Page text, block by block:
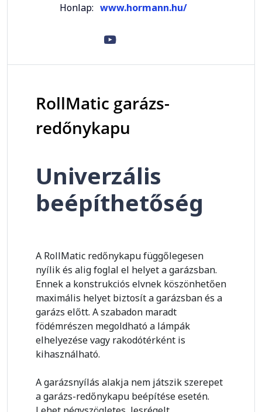
Honlap: www.hormann.hu/
RollMatic garázs-
redőnykapu
Univerzális
beépíthetőség
A RollMatic redőnykapu függőlegesen
nyílik és alig foglal el helyet a garázsban.
Ennek a konstrukciós elvnek köszönhetően
maximális helyet biztosít a garázsban és a
garázs előtt. A szabadon maradt
födémrészen megoldható a lámpák
elhelyezése vagy rakodótérként is
kihasználható.
A garázsnyílás alakja nem játszik szerepet
a garázs-redőnykapu beépítése esetén.